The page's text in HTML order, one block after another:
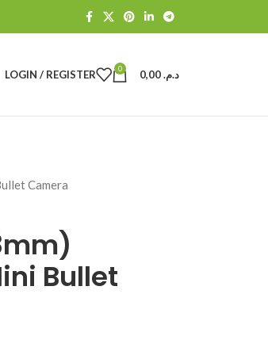
LOGIN / REGISTER 0 د.م.
Camera
Bullet